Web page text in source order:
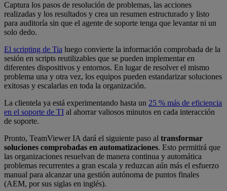
Captura los pasos de resolución de problemas, las acciones
realizadas y los resultados y crea un resumen estructurado y listo
para auditoría sin que el agente de soporte tenga que levantar ni un
solo dedo.
El scripting de Tia luego convierte la información comprobada de la
sesión en scripts reutilizables que se pueden implementar en
diferentes dispositivos y entornos. En lugar de resolver el mismo
problema una y otra vez, los equipos pueden estandarizar soluciones
exitosas y escalarlas en toda la organización.
La clientela ya está experimentando hasta un 25 % más de eficiencia
en el soporte de TI al ahorrar valiosos minutos en cada interacción
de soporte.
Pronto, TeamViewer IA dará el siguiente paso al transformar
soluciones comprobadas en automatizaciones. Esto permitirá que
las organizaciones resuelvan de manera continua y automática
problemas recurrentes a gran escala y reduzcan aún más el esfuerzo
manual para alcanzar una gestión autónoma de puntos finales
(AEM, por sus siglas en inglés).